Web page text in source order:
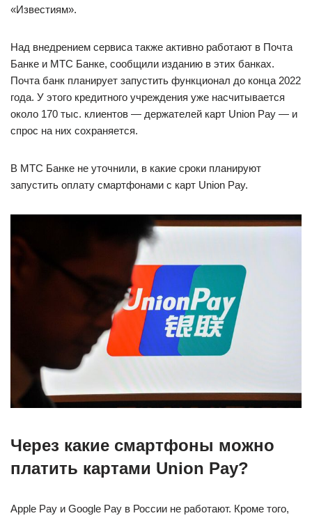
«Известиям».
Над внедрением сервиса также активно работают в Почта
Банке и МТС Банке, сообщили изданию в этих банках.
Почта банк планирует запустить функционал до конца 2022
года. У этого кредитного учреждения уже насчитывается
около 170 тыс. клиентов — держателей карт Union Pay — и
спрос на них сохраняется.
В МТС Банке не уточнили, в какие сроки планируют
запустить оплату смартфонами с карт Union Pay.
Через какие смартфоны можно
платить картами Union Pay?
Apple Pay и Google Pay в России не работают. Кроме того,